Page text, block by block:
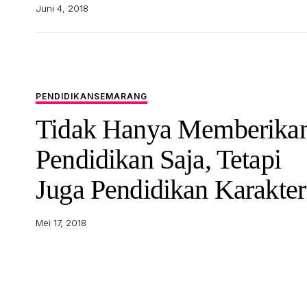
Juni 4, 2018
PENDIDIKANSEMARANG
Tidak Hanya
Pendidikan Saja, Tetapi
Juga Pendidikan Karakter
Mei 17, 2018